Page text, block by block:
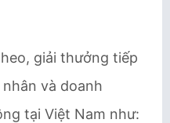
giải thưởng tiếp
và doanh
tại Việt Nam như: